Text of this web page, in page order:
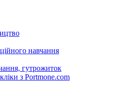
навчання
гутрожиток
з Portmone.com